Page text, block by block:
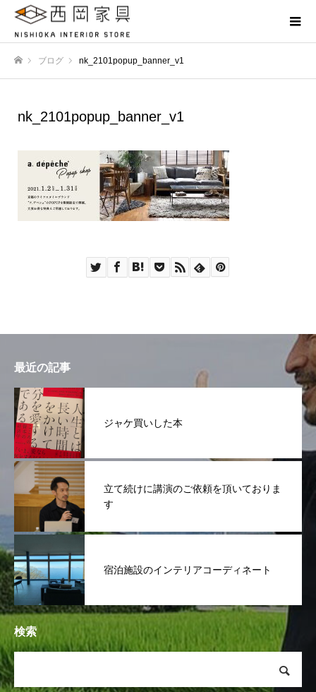
ブログ nk_2101popup_banner_v1
nk_2101popup_banner_v1
最近の記事
ジャケ買いした本
立て続けに講演のご依頼を頂いておりま
す
宿泊施設のインテリアコーディネート
検索